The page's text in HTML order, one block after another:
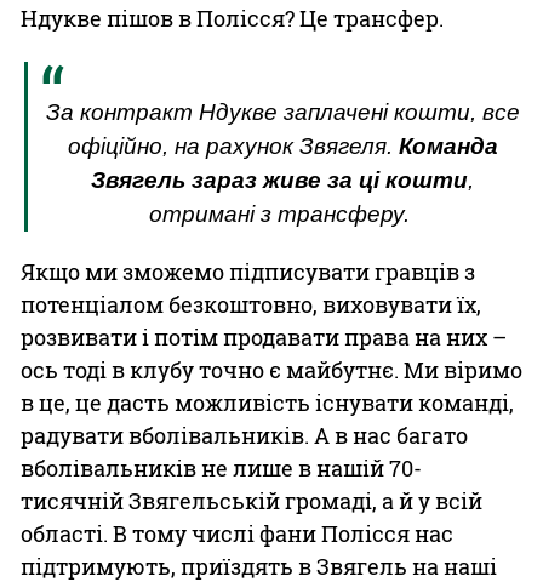
Ндукве пішов в Полісся? Це трансфер.
За контракт Ндукве заплачені кошти, все
офіційно, на рахунок Звягеля. Команда
Звягель зараз живе за ці кошти,
отримані з трансферу.
Якщо ми зможемо підписувати гравців з
потенціалом безкоштовно, виховувати їх,
розвивати і потім продавати права на них –
ось тоді в клубу точно є майбутнє. Ми віримо
в це, це дасть можливість існувати команді,
радувати вболівальників. А в нас багато
вболівальників не лише в нашій 70-
тисячній Звягельській громаді, а й у всій
області. В тому числі фани Полісся нас
підтримують, приїздять в Звягель на наші